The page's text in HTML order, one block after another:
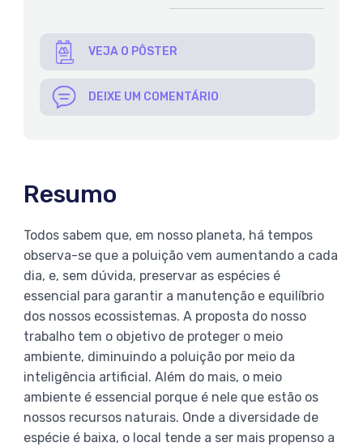
VEJA O PÔSTER
DEIXE UM COMENTÁRIO
Resumo
Todos sabem que, em nosso planeta, há tempos
observa-se que a poluição vem aumentando a cada
dia, e, sem dúvida, preservar as espécies é
essencial para garantir a manutenção e equilíbrio
dos nossos ecossistemas. A proposta do nosso
trabalho tem o objetivo de proteger o meio
ambiente, diminuindo a poluição por meio da
inteligência artificial. Além do mais, o meio
ambiente é essencial porque é nele que estão os
nossos recursos naturais. Onde a diversidade de
espécie é baixa, o local tende a ser mais propenso a